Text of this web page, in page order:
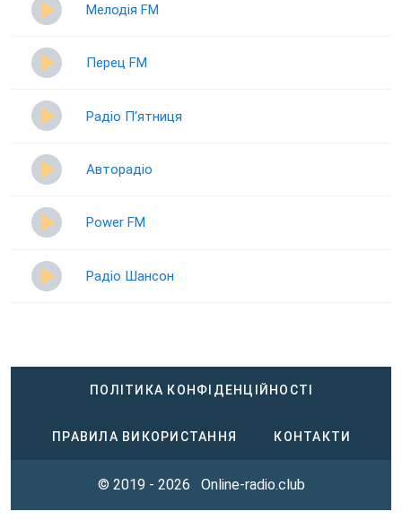
Мелодія FM
Перец FM
Радіо П‘ятниця
Авторадіо
Power FM
Радіо Шансон
ПОЛІТИКА КОНФІДЕНЦІЙНОСТІ
ПРАВИЛА ВИКОРИСТАННЯ КОНТАКТИ
© 2019 - 2026 Online-radio.club